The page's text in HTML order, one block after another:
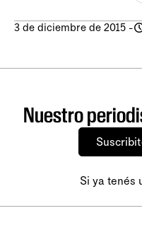
3 de diciembre de 2015 -
Nuestro
Si ya tenés